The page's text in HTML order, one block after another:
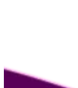
Nosotras
Guía de la